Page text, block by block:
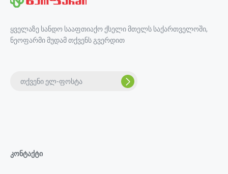
ყველაზე სანდო სააფთიაქო ქსელი მთელს საქართველოში,
ნეოფარმი მუდამ თქვენს გვერდით
კონტაქტი